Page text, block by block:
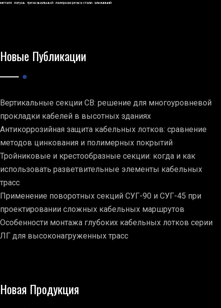
металл латунь трехканальный лазерная резка стали алюминий
Новые Публикации
Вертикальные секции СВ: решение для многоуровневой
прокладки кабелей в высотных зданиях
Антикоррозийная защита кабельных лотков: сравнение
методов цинкования и полимерных покрытий
Тройниковые и крестообразные секции: когда и как
использовать разветвительные элементы кабельных
трасс
Применение поворотных секций СУГ-90 и СУГ-45 при
проектировании сложных кабельных маршрутов
Особенности монтажа глубоких кабельных лотков серии
ЛГ для высоконагруженных трасс
Новая Продукция